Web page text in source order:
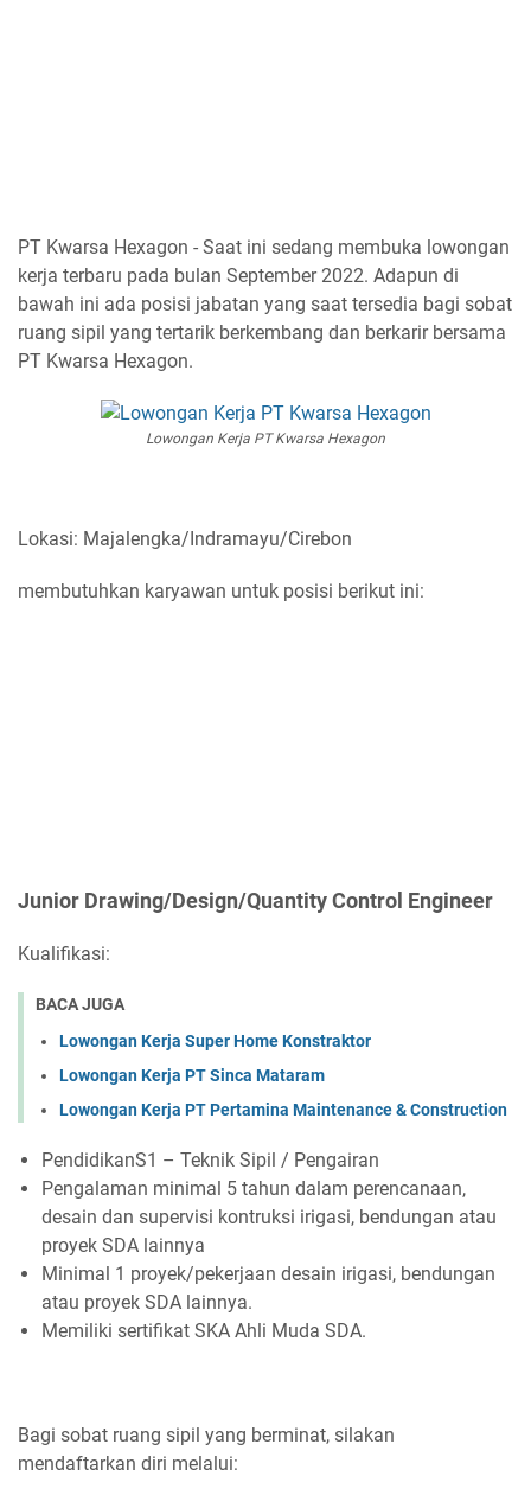
PT Kwarsa Hexagon - Saat ini sedang membuka lowongan
kerja terbaru pada bulan September 2022. Adapun di
bawah ini ada posisi jabatan yang saat tersedia bagi sobat
ruang sipil yang tertarik berkembang dan berkarir bersama
PT Kwarsa Hexagon.
Lowongan Kerja PT Kwarsa Hexagon
Lokasi: Majalengka/Indramayu/Cirebon
membutuhkan karyawan untuk posisi berikut ini:
Junior Drawing/Design/Quantity Control Engineer
Kualifikasi:
BACA JUGA
Lowongan Kerja Super Home Konstraktor
Lowongan Kerja PT Sinca Mataram
Lowongan Kerja PT Pertamina Maintenance & Construction
PendidikanS1 – Teknik Sipil / Pengairan
Pengalaman minimal 5 tahun dalam perencanaan,
desain dan supervisi kontruksi irigasi, bendungan atau
proyek SDA lainnya
Minimal 1 proyek/pekerjaan desain irigasi, bendungan
atau proyek SDA lainnya.
Memiliki sertifikat SKA Ahli Muda SDA.
Bagi sobat ruang sipil yang berminat, silakan
mendaftarkan diri melalui: